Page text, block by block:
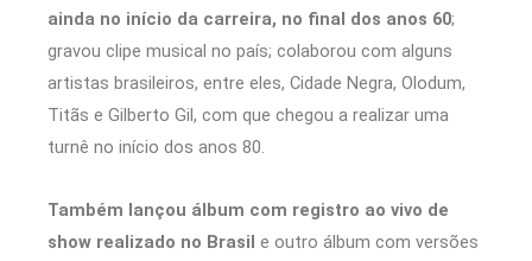
ainda no início da carreira, no final dos anos 60;
gravou clipe musical no país; colaborou com alguns
artistas brasileiros, entre eles, Cidade Negra, Olodum,
Titãs e Gilberto Gil, com que chegou a realizar uma
turnê no início dos anos 80.
Também lançou álbum com registro ao vivo de
show realizado no Brasil e outro álbum com versões